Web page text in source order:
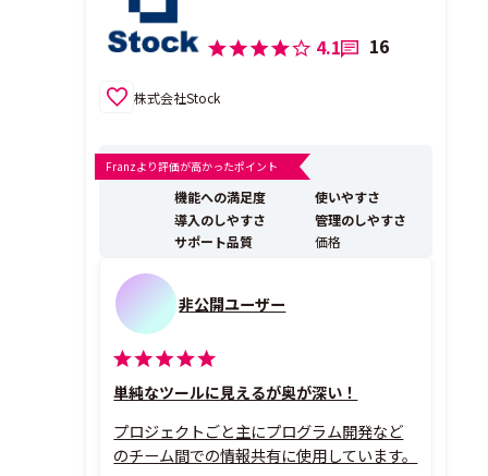
4.1 16
株式会社Stock
Franzより評価が高かったポイント
機能への満足度
使いやすさ
導入のしやすさ
管理のしやすさ
サポート品質
価格
非公開ユーザー
単純なツールに見えるが奥が深い！
プロジェクトごと主にプログラム開発など
のチーム間での情報共有に使用しています。